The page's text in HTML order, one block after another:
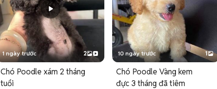
1 ngày trước 2
Chó Poodle xám 2 tháng
tuổi
10 ngày trước 1
Chó Poodle Vàng kem
đực 3 tháng đã tiêm